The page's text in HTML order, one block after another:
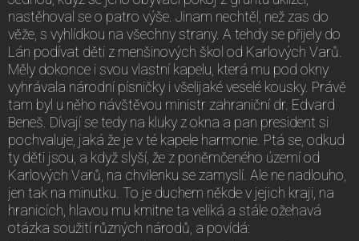
nastěhoval se o patro výše. Jinam nechtěl, než zas do
věže, s vyhlídkou na všechny strany. A tehdy se přijely do
Lán podívat děti z menšinových škol od Karlových Varů.
Měly dokonce i svou vlastní kapelu, která mu pod okny
vyhrávala národní písničky i všelijaké veselé kousky. Právě
tam byl u něho návštěvou ministr zahraniční dr. Edvard
Beneš. Dívají se tedy na kluky z okna a pan president si
pochvaluje, jaká že je v té kapele harmonie. Ptá se, odkud
ty děti jsou, a když slyší, že z poněmčeného území od
Karlových Varů, na chvilenku se zamyslí. Ale ne nadlouho,
jen tak na minutku. To je duchem někde v jejich kraji, na
hranicích, hlavou mu kmitne ta veliká a stále ožehavá
otázka soužití různých národů, a povídá: